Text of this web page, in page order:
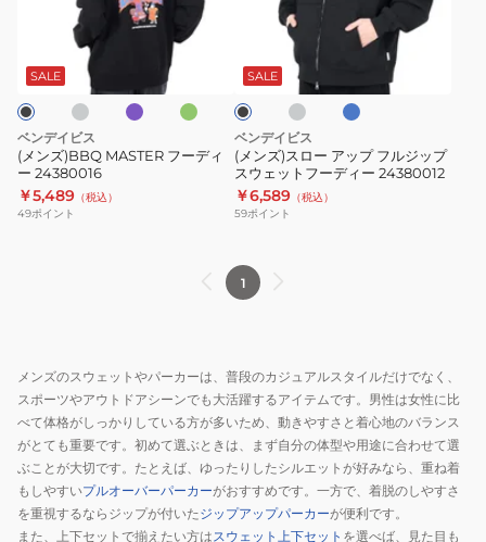
ィ
ー
24380016
SALE
ラ
ミ
ン
ト
ベンデイビス
(メンズ)BBQ MASTER フーディ
ー 24380016
￥5,489 （税込）
49ポイント
ッ
プ
フ
ル
ジ
ッ
ウ
フ
ー
デ
ィ
ー
24380012
SALE
ブ
ク
ト
グ
レ
ー
ベンデイビス
(メンズ)スロー アップ フルジップ
スウェットフーディー 24380012
￥6,589 （税込）
59ポイント
1
メンズのスウェットやパーカーは、普段のカジュアルスタイルだけでなく、
スポーツやアウトドアシーンでも大活躍するアイテムです。男性は女性に比
べて体格がしっかりしている方が多いため、動きやすさと着心地のバランス
がとても重要です。初めて選ぶときは、まず自分の体型や用途に合わせて選
ぶことが大切です。たとえば、ゆったりしたシルエットが好みなら、重ね着
もしやすいプルオーバーパーカーがおすすめです。一方で、着脱のしやすさ
を重視するならジップが付いたジップアップパーカーが便利です。
また、上下セットで揃えたい方はスウェット上下セット を選べば、見た目も